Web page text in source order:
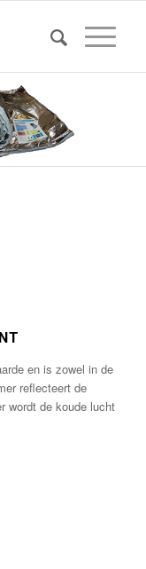
en is zowel in de
reflecteert de
wordt de koude lucht